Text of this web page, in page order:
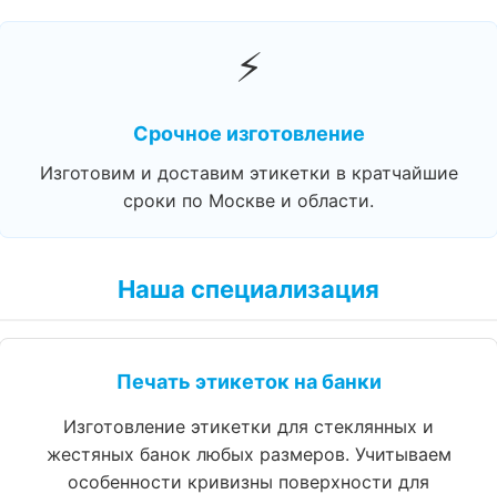
⚡
Срочное изготовление
Изготовим и доставим этикетки в кратчайшие
сроки по Москве и области.
Наша специализация
Печать этикеток на банки
Изготовление этикетки для стеклянных и
жестяных банок любых размеров. Учитываем
особенности кривизны поверхности для